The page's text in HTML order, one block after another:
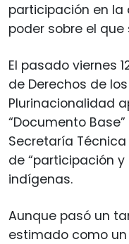
participación en la
poder sobre el que
El pasado viernes
de Derechos de
Plurinacionalidad
“Documento
Secretaría
de “participación
indígenas.
Aunque pasó un
estimado como